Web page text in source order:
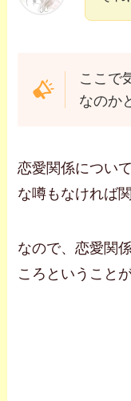
ここで
なのか
恋愛関係につい
な噂もなければ
なので、恋愛関
ころということ